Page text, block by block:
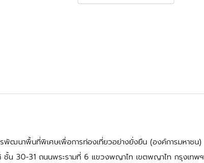
พัฒนาพื้นที่พิเศษเพื่อการท่องเที่ยวอย่างยั่งยืน (องค์การมหาชน)
ชั้น 30-31 ถนนพระรามที่ 6 แขวงพญาไท เขตพญาไท กรุงเทพฯ